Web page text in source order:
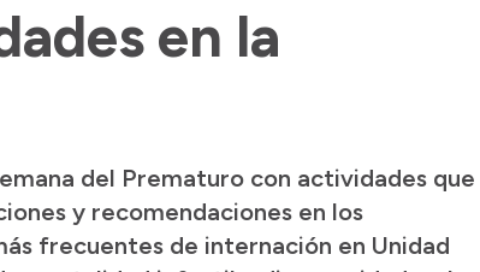
en la
del Prematuro con actividades que
y recomendaciones en los
frecuentes de internación en Unidad